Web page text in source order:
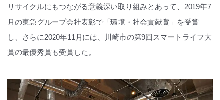
リサイクルにもつながる意義深い取り組みとあって、2019年7
月の東急グループ会社表彰で「環境・社会貢献賞」を受賞
し、さらに2020年11月には、川崎市の第9回スマートライフ大
賞の最優秀賞も受賞した。